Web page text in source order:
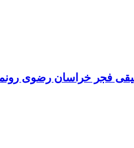
فجر خراسان رضوی